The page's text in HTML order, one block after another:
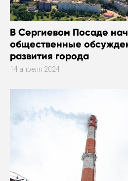
В Сергиевом Посаде
общественные
развития города
14 апреля 2024